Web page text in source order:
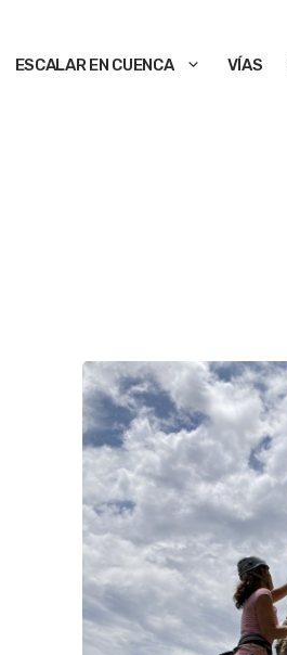
ESCALAR EN CUENCA VÍAS